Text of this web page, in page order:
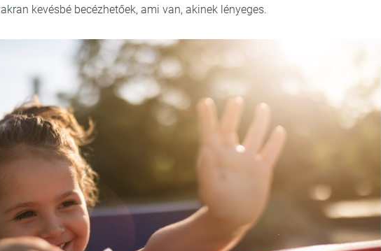
kevésbé becézhetőek, ami van, akinek lényeges.